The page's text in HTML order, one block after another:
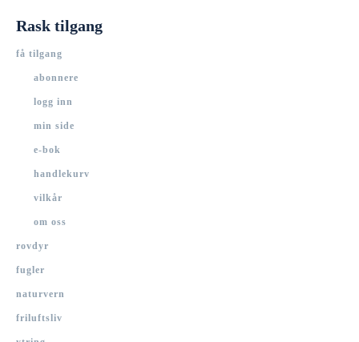
Rask tilgang
få tilgang
abonnere
logg inn
min side
e-bok
handlekurv
vilkår
om oss
rovdyr
fugler
naturvern
friluftsliv